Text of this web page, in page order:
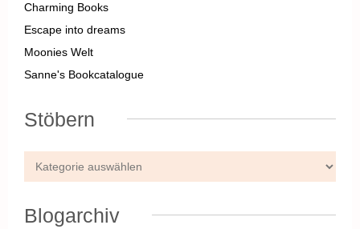
Charming Books
Escape into dreams
Moonies Welt
Sanne's Bookcatalogue
Stöbern
Blogarchiv